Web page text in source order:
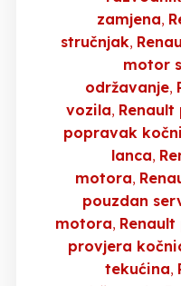
zamjena
stručnjak
motor
održavanje
vozila
popravak
lanca
motora
pouzdan
motora
provjera
tekućina